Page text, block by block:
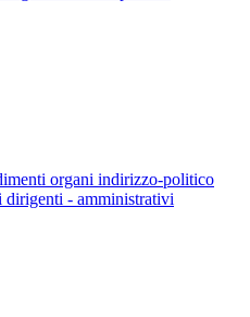
organi indirizzo-politico
dirigenti - amministrativi